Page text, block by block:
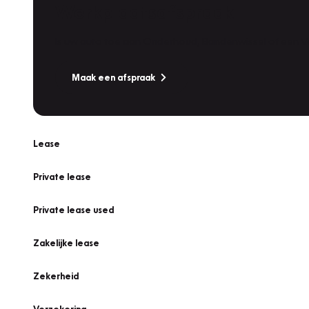
Maak een afspraak
Lease
Private lease
Private lease used
Zakelijke lease
Zekerheid